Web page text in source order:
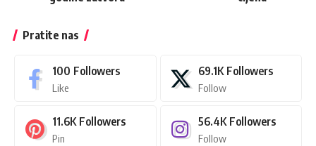
Pratite nas
100 Followers
Like
69.1K Followers
Follow
11.6K Followers
Pin
56.4K Followers
Follow